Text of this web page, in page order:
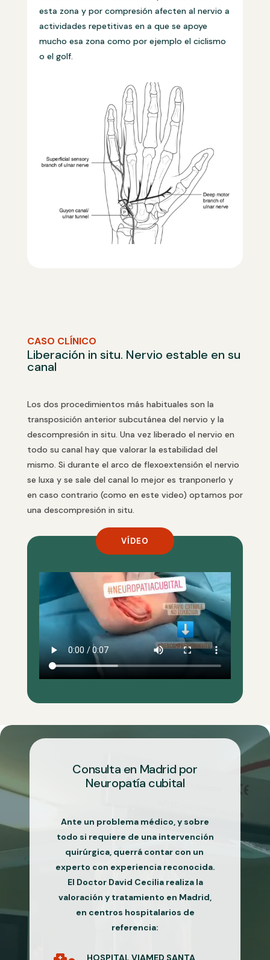
esta zona y por compresión afecten al nervio a
actividades repetitivas en a que se apoye
mucho esa zona como por ejemplo el ciclismo
o el golf.
CASO CLÍNICO
Liberación in situ. Nervio estable en su
canal
Los dos procedimientos más habituales son la
transposición anterior subcutánea del nervio y la
descompresión in situ. Una vez liberado el nervio en
todo su canal hay que valorar la estabilidad del
mismo. Si durante el arco de flexoextensión el nervio
se luxa y se sale del canal lo mejor es tranponerlo y
en caso contrario (como en este video) optamos por
una descompresión in situ.
VÍDEO
Consulta en Madrid por
Neuropatía cubital
Ante un problema médico, y sobre
todo si requiere de una intervención
quirúrgica, querrá contar con un
experto con experiencia reconocida.
El Doctor David Cecilia realiza la
valoración y tratamiento en Madrid,
en centros hospitalarios de
referencia:
HOSPITAL VIAMED SANTA